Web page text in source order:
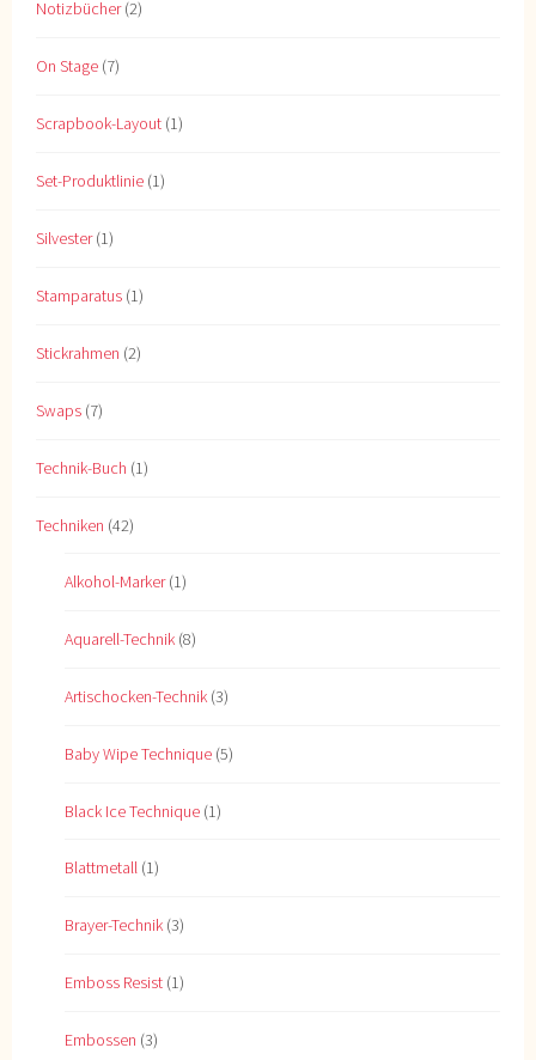
Notizbücher(2)
On Stage (7)
Scrapbook-Layout (1)
Set-Produktlinie (1)
Silvester(1)
Stamparatus (1)
Stickrahmen (2)
Swaps (7)
Technik-Buch (1)
Techniken (42)
Alkohol-Marker(1)
Aquarell-Technik (8)
Artischocken-Technik (3)
Baby Wipe Technique (5)
Black Ice Technique (1)
Blattmetall (1)
Brayer-Technik (3)
Emboss Resist (1)
Embossen (3)